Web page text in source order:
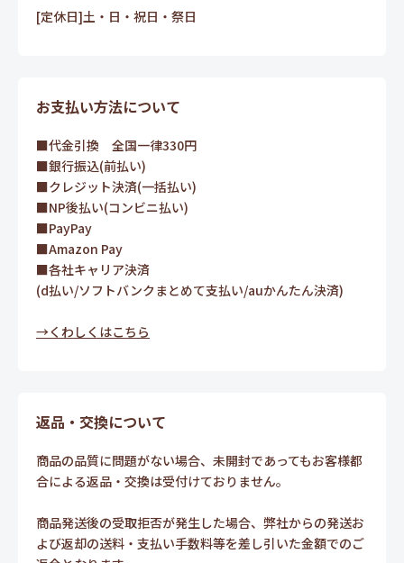
[定休日]土・日・祝日・祭日
お支払い方法について
■代金引換 全国一律330円
■銀行振込(前払い)
■クレジット決済(一括払い)
■NP後払い(コンビニ払い)
■PayPay
■Amazon Pay
■各社キャリア決済
(d払い/ソフトバンクまとめて支払い/auかんたん決済)
→くわしくはこちら
返品・交換について
商品の品質に問題がない場合、未開封であってもお客様都
合による返品・交換は受付けておりません。
商品発送後の受取拒否が発生した場合、弊社からの発送お
よび返却の送料・支払い手数料等を差し引いた金額でのご